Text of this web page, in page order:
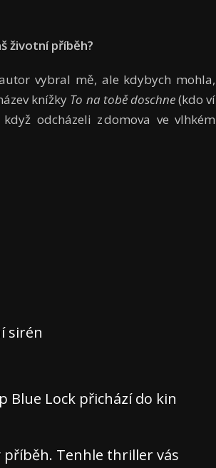
životní příběh?
vybral mě, ale kdybych mohla,
knížky To na tobě doschne(kdo ví
odcházeli z domova ve vlhkém
sirén
Blue Lock přichází do kin
příběh. Tenhle thriller vás